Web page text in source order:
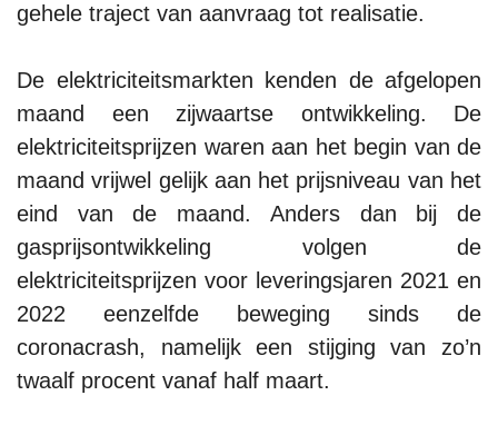
gehele traject van aanvraag tot realisatie.
De elektriciteitsmarkten kenden de afgelopen
maand een zijwaartse ontwikkeling. De
elektriciteitsprijzen waren aan het begin van de
maand vrijwel gelijk aan het prijsniveau van het
eind van de maand. Anders dan bij de
gasprijsontwikkeling volgen de
elektriciteitsprijzen voor leveringsjaren 2021 en
2022 eenzelfde beweging sinds de
coronacrash, namelijk een stijging van zo’n
twaalf procent vanaf half maart.